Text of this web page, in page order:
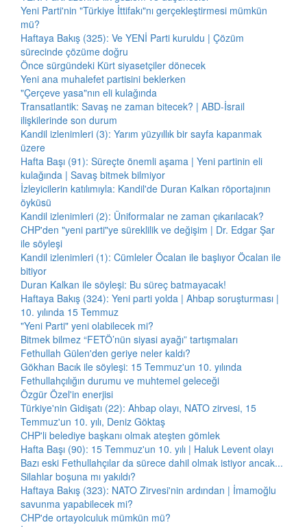
Yeni Parti'nin "Türkiye İttifakı"nı gerçekleştirmesi mümkün
mü?
Haftaya Bakış (325): Ve YENİ Parti kuruldu | Çözüm
sürecinde çözüme doğru
Önce sürgündeki Kürt siyasetçiler dönecek
Yeni ana muhalefet partisini beklerken
"Çerçeve yasa"nın eli kulağında
Transatlantik: Savaş ne zaman bitecek? | ABD-İsrail
ilişkilerinde son durum
Kandil izlenimleri (3): Yarım yüzyıllık bir sayfa kapanmak
üzere
Hafta Başı (91): Süreçte önemli aşama | Yeni partinin eli
kulağında | Savaş bitmek bilmiyor
İzleyicilerin katılımıyla: Kandil'de Duran Kalkan röportajının
öyküsü
Kandil izlenimleri (2): Üniformalar ne zaman çıkarılacak?
CHP'den "yeni parti"ye süreklilik ve değişim | Dr. Edgar Şar
ile söyleşi
Kandil izlenimleri (1): Cümleler Öcalan ile başlıyor Öcalan ile
bitiyor
Duran Kalkan ile söyleşi: Bu süreç batmayacak!
Haftaya Bakış (324): Yeni parti yolda | Ahbap soruşturması |
10. yılında 15 Temmuz
"Yeni Parti" yeni olabilecek mi?
Bitmek bilmez “FETÖ’nün siyasi ayağı” tartışmaları
Fethullah Gülen'den geriye neler kaldı?
Gökhan Bacık ile söyleşi: 15 Temmuz'un 10. yılında
Fethullahçılığın durumu ve muhtemel geleceği
Özgür Özel'in enerjisi
Türkiye'nin Gidişatı (22): Ahbap olayı, NATO zirvesi, 15
Temmuz'un 10. yılı, Deniz Göktaş
CHP'li belediye başkanı olmak ateşten gömlek
Hafta Başı (90): 15 Temmuz'un 10. yılı | Haluk Levent olayı
Bazı eski Fethullahçılar da sürece dahil olmak istiyor ancak...
Silahlar boşuna mı yakıldı?
Haftaya Bakış (323): NATO Zirvesi'nin ardından | İmamoğlu
savunma yapabilecek mi?
CHP'de ortayolculuk mümkün mü?